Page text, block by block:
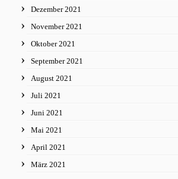
Dezember 2021
November 2021
Oktober 2021
September 2021
August 2021
Juli 2021
Juni 2021
Mai 2021
April 2021
März 2021